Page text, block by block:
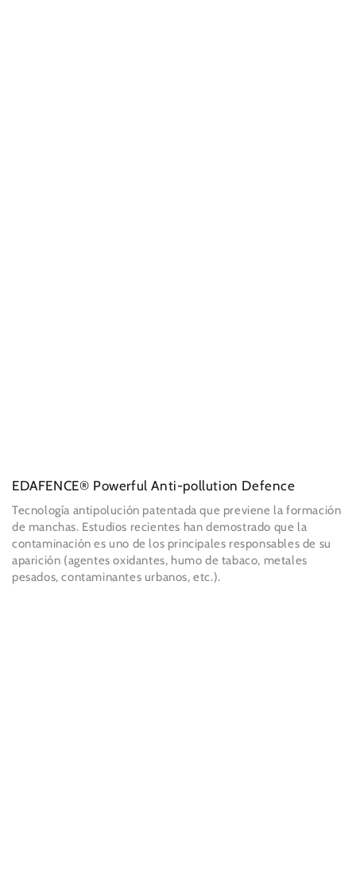
EDAFENCE® Powerful Anti-pollution Defence
Tecnología antipolución patentada que previene la formación
de manchas. Estudios recientes han demostrado que la
contaminación es uno de los principales responsables de su
aparición (agentes oxidantes, humo de tabaco, metales
pesados, contaminantes urbanos, etc.).